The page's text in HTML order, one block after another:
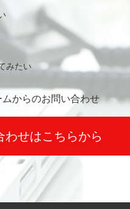
みたい
ムからのお問い合わせ
わせはこちらから